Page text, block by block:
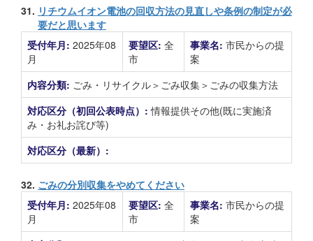
31. リチウムイオン電池の回収方法の見直しや条例の制定が必
要だと思います
受付年月: 2025年08
月
要望区: 全
市
事業名: 市民からの提
案
内容分類: ごみ・リサイクル＞ごみ収集＞ごみの収集方法
対応区分（初回公表時点）:情報提供その他(既に実施済
み・お礼お詫び等)
対応区分（最新）:
32. ごみの分別収集をやめてください
受付年月: 2025年08
月
要望区: 全
市
事業名: 市民からの提
案